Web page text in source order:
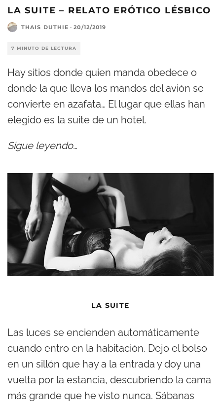
LA SUITE – RELATO ERÓTICO LÉSBICO
THAIS DUTHIE · 20/12/2019
7 MINUTO DE LECTURA
Hay sitios donde quien manda obedece o
donde la que lleva los mandos del avión se
convierte en azafata… El lugar que ellas han
elegido es la suite de un hotel.
Sigue leyendo…
LA SUITE
Las luces se encienden automáticamente
cuando entro en la habitación. Dejo el bolso
en un sillón que hay a la entrada y doy una
vuelta por la estancia, descubriendo la cama
más grande que he visto nunca. Sábanas